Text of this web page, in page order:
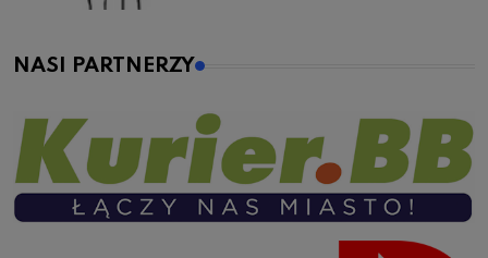
NASI PARTNERZY